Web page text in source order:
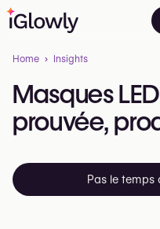
Home Insights
MasquesLED
prouvée,
Pas le